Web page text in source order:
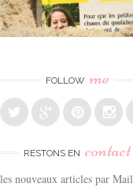
FOLLOW me
RESTONS EN contact
nouveaux articles par Mail